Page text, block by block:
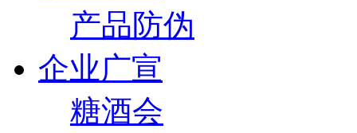
产品防伪
企业广宣
糖酒会